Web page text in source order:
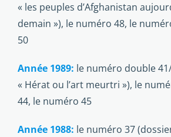
« les peuples d’Afghanistan
demain »), le numéro 48, le
50
Année 1989: le numéro double
« Hérat ou l’art meurtri »), le
44, le numéro 45
Année 1988: le numéro 37